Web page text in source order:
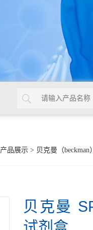
产品展示> 贝克曼（beckman）
贝克曼